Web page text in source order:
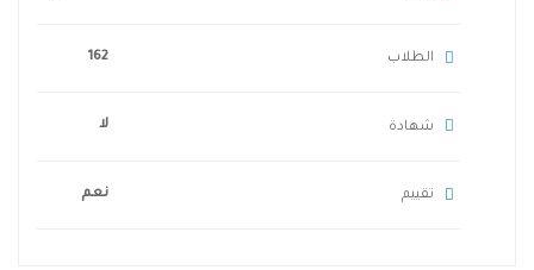
الطلاب 162
شهادة لا
تقييم نعم